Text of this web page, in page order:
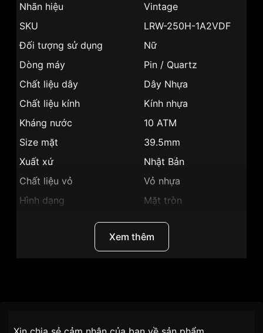
Nhãn hiệu
Vintage
SKU
LRW-250H-1A2VDF
Đối tượng sử dụng
Nữ
Dòng máy
Pin / Quartz
Chất liệu dây
Dây Nhựa
Chất liệu kính
Kính nhựa
Kháng nước
10 ATM
Size mặt
39.5mm
Xuất xứ
Nhật Bản
Chất liệu vỏ
Vỏ nhựa
Hình dạng
Mặt tròn
Đen
Trẻ trung, cá
tính , Thể thao
Xem thêm
Nhãn hiệuVintage